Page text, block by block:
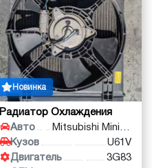
Новинка
Радиатор Охлаждения
Авто
Кузов
U61V
Двигатель
3G83